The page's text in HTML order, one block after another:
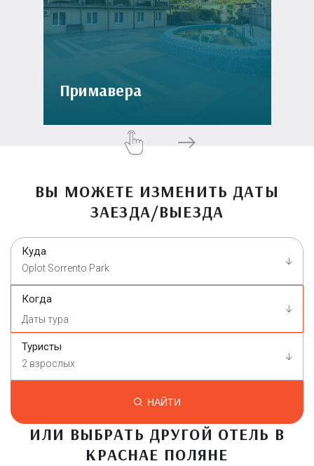
Примавера
ВЫ МОЖЕТЕ ИЗМЕНИТЬ ДАТЫ
ЗАЕЗДА/ВЫЕЗДА
Куда
Oplot Sorrento Park
Когда
Туристы
2 взрослых
НАЙТИ
ИЛИ ВЫБРАТЬ ДРУГОЙ ОТЕЛЬ В
КРАСНАЕ ПОЛЯНЕ